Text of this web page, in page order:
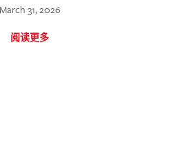
March 31, 2026
阅读更多